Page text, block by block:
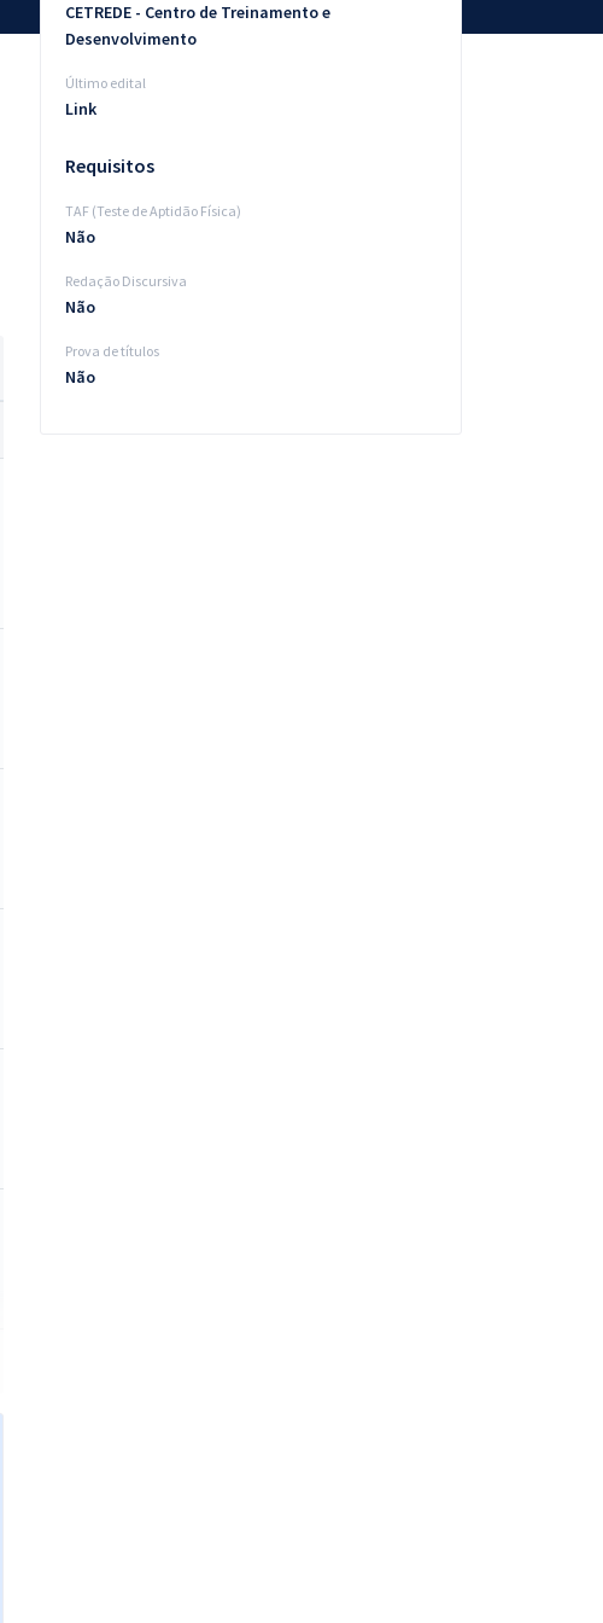
CETREDE - Centro de Treinamento e
Desenvolvimento
Último edital
Link
Requisitos
TAF (Teste de Aptidão Física)
Não
Redação Discursiva
Não
Prova de títulos
Não